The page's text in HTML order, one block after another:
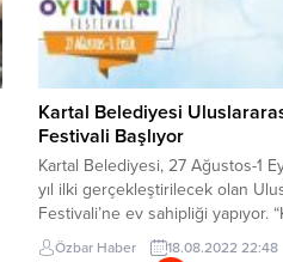
Kartal Belediyesi
Festivali Başlıyor
Kartal Belediyesi, 27 Ağustos-1
yıl ilki gerçekleştirilecek olan
Festivali’ne ev sahipliği yapıyor.
Yükselen Kartal” söylemi ile
Özbar Haber 18.08.2022 22:48